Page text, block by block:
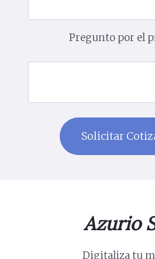
Pregunto por el
Azurio
Digitaliza tu